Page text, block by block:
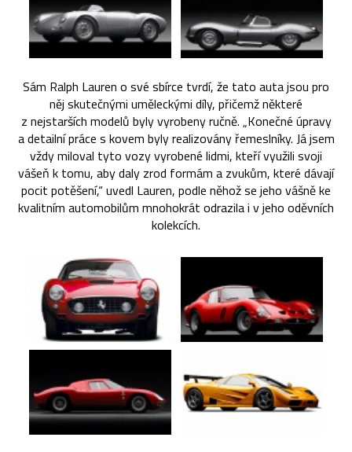
Sám Ralph Lauren o své sbírce tvrdí, že tato auta jsou pro
něj skutečnými uměleckými díly, přičemž některé
z nejstarších modelů byly vyrobeny ručně. „Konečné úpravy
a detailní práce s kovem byly realizovány řemeslníky. Já jsem
vždy miloval tyto vozy vyrobené lidmi, kteří využili svoji
vášeň k tomu, aby daly zrod formám a zvukům, které dávají
pocit potěšení,“ uvedl Lauren, podle něhož se jeho vášně ke
kvalitním automobilům mnohokrát odrazila i v jeho oděvních
kolekcích.